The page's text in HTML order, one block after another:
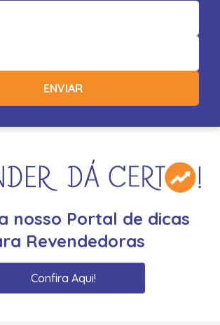
ENVIAR
nosso Portal de dicas
Revendedoras
Confira Aqui!